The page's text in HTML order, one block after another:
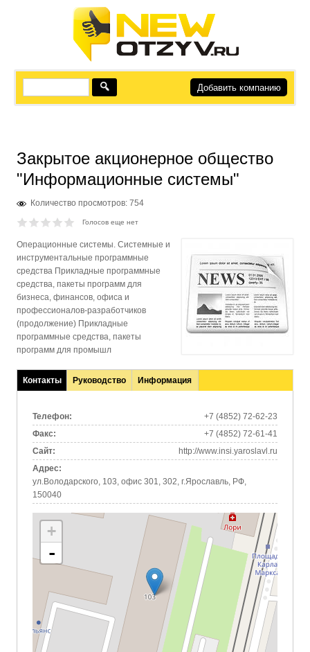
Добавить компанию
Закрытое акционерное общество
"Информационные системы"
Количество просмотров: 754
Голосов еще нет
Операционные системы. Системные и
инструментальные программные
средства Прикладные программные
средства, пакеты программ для
бизнеса, финансов, офиса и
профессионалов-разработчиков
(продолжение) Прикладные
программные средства, пакеты
программ для промышл
Контакты
(активная
Руководство Информация
Телефон:
+7 (4852) 72-62-23
Факс:
+7 (4852) 72-61-41
Сайт:
http://www.insi.yaroslavl.ru
Адрес:
ул.Володарского, 103, офис 301, 302, г.Ярославль, РФ,
150040
+
-